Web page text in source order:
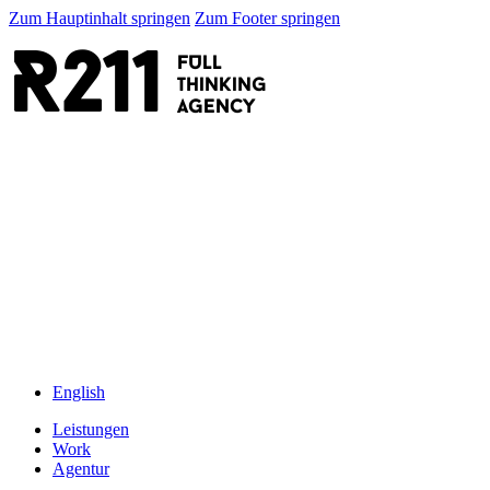
Zum Hauptinhalt springen Zum Footer springen
R211
FULL
thinking
AGENCY
English
Leistungen
Work
Agentur